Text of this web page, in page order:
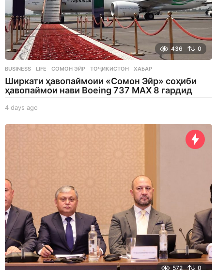
436 0
BUSINESS ,LIFE СОМОН ЭЙР ,ТОҶИКИСТОН ,ХАБАР
Ширкати ҳавопаймоии «Сомон Эйр» соҳиби
ҳавопаймои нави Boeing 737 MAX 8 гардид
4 days ago
a
572 0